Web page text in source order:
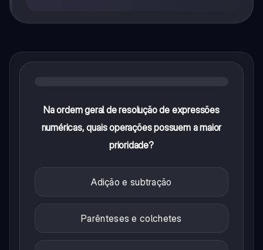
Na ordem geral de resolução de expressões
numéricas, quais operações possuem a maior
prioridade?
Adição e subtração
Parênteses e colchetes